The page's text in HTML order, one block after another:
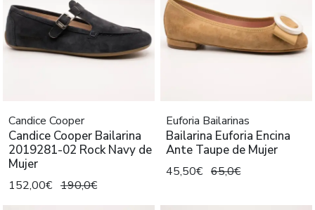
Candice Cooper
Candice Cooper Bailarina
2019281-02 Rock Navy de
Mujer
152,00€ 190,0€
Euforia Bailarinas
Bailarina Euforia Encina
Ante Taupe de Mujer
45,50€ 65,0€